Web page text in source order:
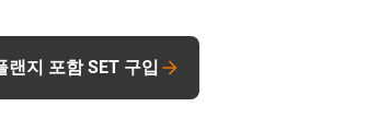
랜지 포함 SET 구입